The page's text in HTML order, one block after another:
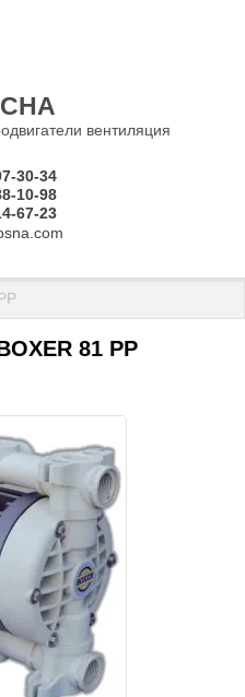
вентиляция
30-34
10-98
67-23
81 PP